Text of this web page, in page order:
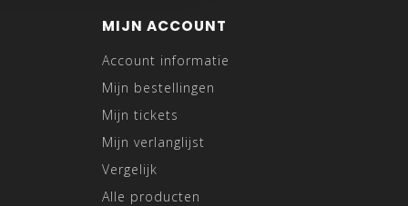
MIJN ACCOUNT
Account informatie
Mijn bestellingen
Mijn tickets
Mijn verlanglijst
Vergelijk
Alle producten